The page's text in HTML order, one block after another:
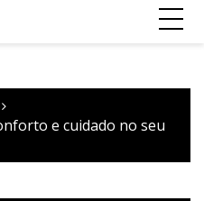
e cuidado no seu